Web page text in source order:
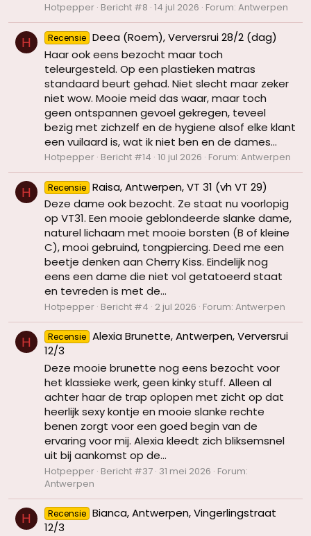
Hotpepper Bericht #8 14 jul 2026 Forum: Antwerpen
H Recensie Deea (Roem), Verversrui 28/2 (dag)
Haar ook eens bezocht maar toch
teleurgesteld. Op een plastieken matras
standaard beurt gehad. Niet slecht maar zeker
niet wow. Mooie meid das waar, maar toch
geen ontspannen gevoel gekregen, teveel
bezig met zichzelf en de hygiene alsof elke klant
een vuilaard is, wat ik niet ben en de dames...
Hotpepper Bericht #14 10 jul 2026 Forum: Antwerpen
H Recensie Raisa, Antwerpen, VT 31 (vh VT 29)
Deze dame ook bezocht. Ze staat nu voorlopig
op VT31. Een mooie geblondeerde slanke dame,
naturel lichaam met mooie borsten (B of kleine
C), mooi gebruind, tongpiercing. Deed me een
beetje denken aan Cherry Kiss. Eindelijk nog
eens een dame die niet vol getatoeerd staat
en tevreden is met de...
Hotpepper Bericht #4 2 jul 2026 Forum: Antwerpen
H Recensie Alexia Brunette, Antwerpen, Verversrui
12/3
Deze mooie brunette nog eens bezocht voor
het klassieke werk, geen kinky stuff. Alleen al
achter haar de trap oplopen met zicht op dat
heerlijk sexy kontje en mooie slanke rechte
benen zorgt voor een goed begin van de
ervaring voor mij. Alexia kleedt zich bliksemsnel
uit bij aankomst op de...
Hotpepper Bericht #37 31 mei 2026 Forum:
Antwerpen
H Recensie Bianca, Antwerpen, Vingerlingstraat
12/3